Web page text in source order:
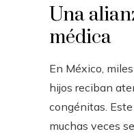
Una
médica
En México,
hijos reciban
congénitas.
muchas veces